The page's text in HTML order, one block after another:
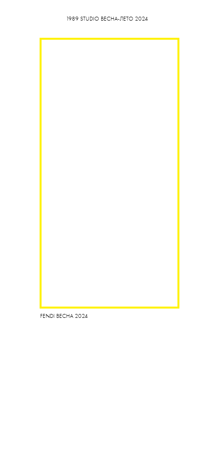
1989 STUDIO ВЕСНА-ЛЕТО 2024
FENDI ВЕСНА 2024